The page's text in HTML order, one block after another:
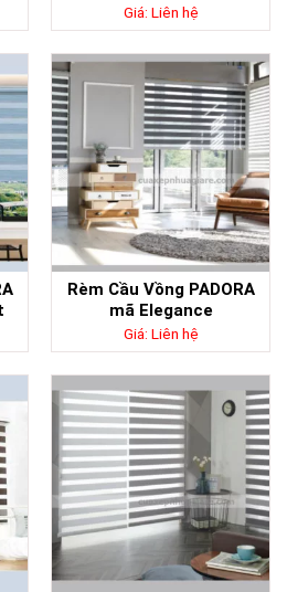
Giá: Liên hệ
Rèm Cầu Vồng PADORA
mã Elegance
Giá: Liên hệ